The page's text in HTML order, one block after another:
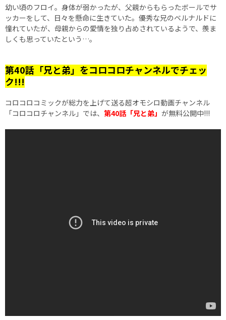
幼い頃のフロイ。身体が弱かったが、父親からもらったボールでサ
ッカーをして、日々を懸命に生きていた。優秀な兄のベルナルドに
憧れていたが、母親からの愛情を独り占めされているようで、羨ま
しくも思っていたという…。
第40話「兄と弟」をコロコロチャンネルでチェッ
ク!!!
コロコロコミックが総力を上げて送る超オモシロ動画チャンネル
「コロコロチャンネル」では、 第40話「兄と弟」 が無料公開中!!!